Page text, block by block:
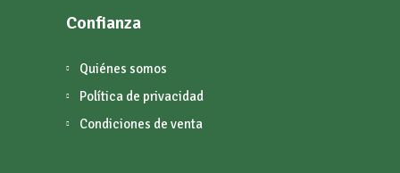
Confianza
Quiénes somos
Política de privacidad
Condiciones de venta